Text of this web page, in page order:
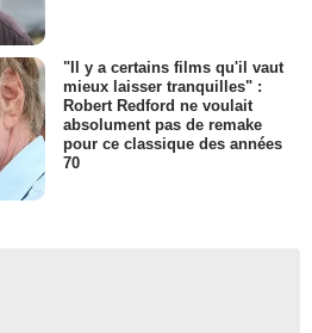
"Il y a certains films qu'il vaut
mieux laisser tranquilles" :
Robert Redford ne voulait
absolument pas de remake
pour ce classique des années
70